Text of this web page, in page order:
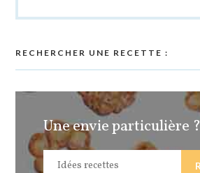
RECHERCHER UNE RECETTE :
Une envie particulière ?